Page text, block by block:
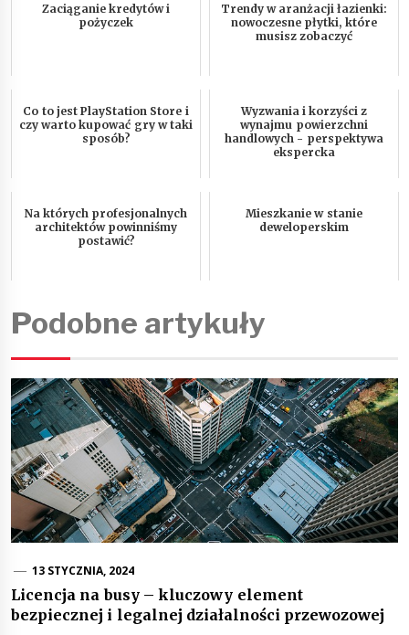
Zaciąganie kredytów i
pożyczek
Trendy w aranżacji łazienki:
nowoczesne płytki, które
musisz zobaczyć
Co to jest PlayStation Store i
czy warto kupować gry w taki
sposób?
Wyzwania i korzyści z
wynajmu powierzchni
handlowych - perspektywa
ekspercka
Na których profesjonalnych
architektów powinniśmy
postawić?
Mieszkanie w stanie
deweloperskim
Podobne artykuły
13 STYCZNIA, 2024
Licencja na busy – kluczowy element
bezpiecznej i legalnej działalności przewozowej